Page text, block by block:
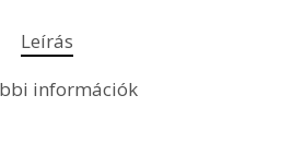
Leírás
információk